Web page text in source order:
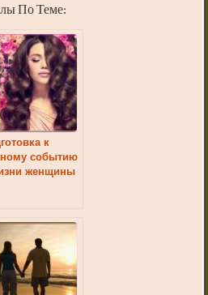
По Теме:
к
событию
женщины